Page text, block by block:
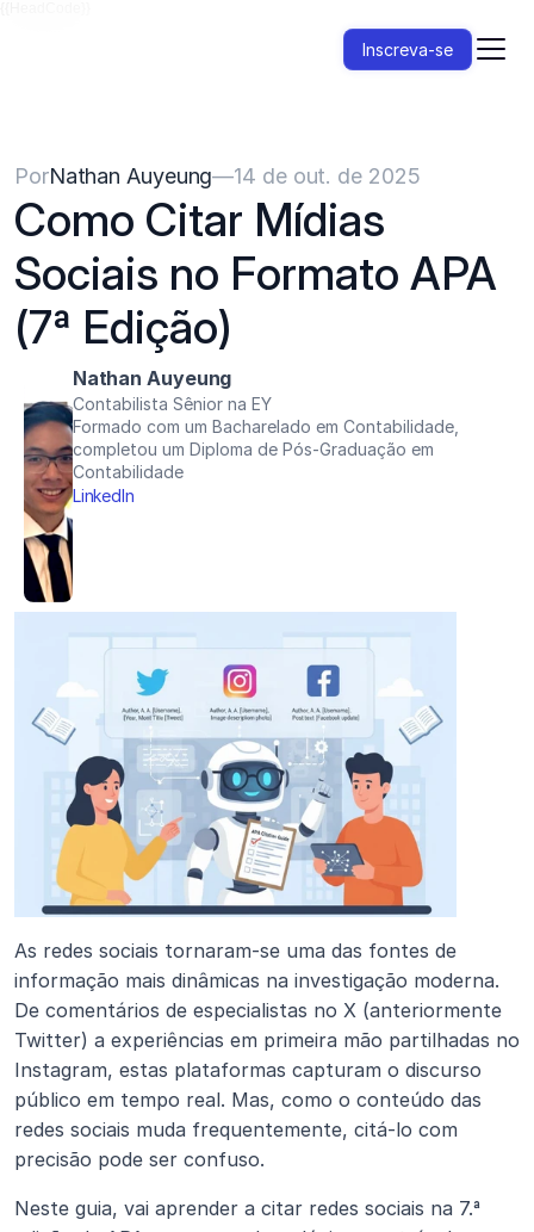
Inscreva-se
PorNathan Auyeung—14 de out. de 2025
Como Citar Mídias
Sociais no Formato APA
(7ª Edição)
Nathan Auyeung
Contabilista Sênior na EY
Formado com um Bacharelado em Contabilidade,
completou um Diploma de Pós-Graduação em
Contabilidade
LinkedIn
As redes sociais tornaram-se uma das fontes de
informação mais dinâmicas na investigação moderna.
De comentários de especialistas no X (anteriormente
Twitter) a experiências em primeira mão partilhadas no
Instagram, estas plataformas capturam o discurso
público em tempo real. Mas, como o conteúdo das
redes sociais muda frequentemente, citá-lo com
precisão pode ser confuso.
Neste guia, vai aprender a citar redes sociais na 7.ª